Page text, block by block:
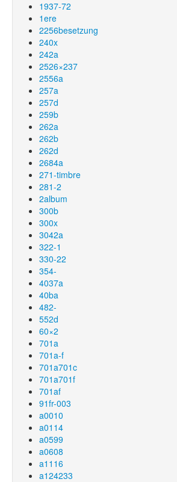
1937-72
1ere
2256besetzung
240x
242a
2526×237
2556a
257a
257d
259b
262a
262b
262d
2684a
271-timbre
281-2
2album
300b
300x
3042a
322-1
330-22
354-
4037a
40ba
482-
552d
60×2
701a
701a-f
701a701c
701a701f
701af
91fr-003
a0010
a0114
a0599
a0608
a1116
a124233